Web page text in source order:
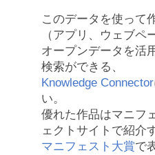
このデータを使って
（アプリ、ウェブペ
オープンデータを活
検索ができる、
Knowledge Connector
い。
優れた作品はマニフ
ェクトサイトで紹介
マニフェスト大賞で